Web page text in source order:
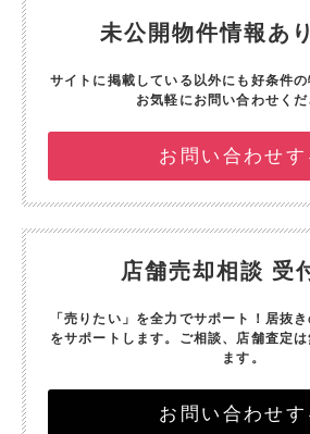
未公開物件情報あ
サイトに掲載している以外にも好条件の
お気軽にお問い合わせくだ
お問い合わせす
店舗売却相談 受
「売りたい」を全力でサポート！ 居抜
をサポートします。 ご相談、店舗査定
ます。
お問い合わせす